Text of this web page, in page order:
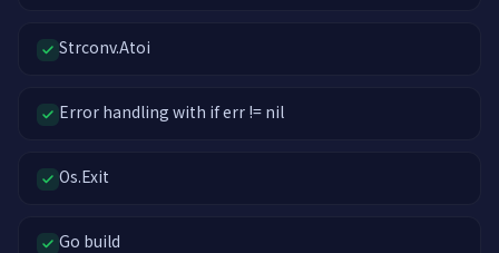
Strconv.Atoi
Error handling with if err != nil
Os.Exit
Go build